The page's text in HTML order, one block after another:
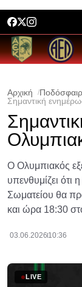
Αρχική
Σημαντική
Ο Ολυμπιακός
υπενθυμίζει ότι
Σωματείου θα
και ώρα 18:30
03.06.2026 10:36
LIVE